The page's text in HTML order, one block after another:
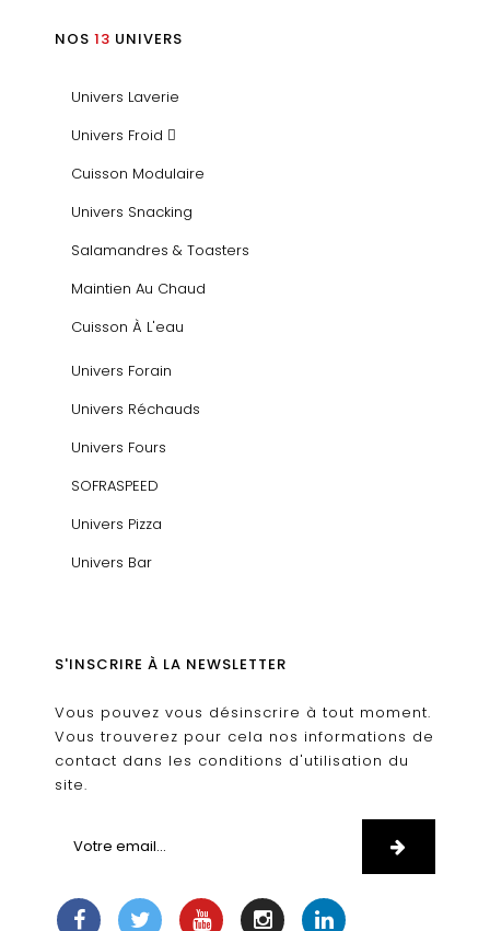
NOS 13 UNIVERS
Univers Laverie
Univers Froid
Cuisson Modulaire
Univers Snacking
Salamandres & Toasters
Maintien Au Chaud
Cuisson À L'eau
Univers Forain
Univers Réchauds
Univers Fours
SOFRASPEED
Univers Pizza
Univers Bar
S'INSCRIRE À LA NEWSLETTER
Vous pouvez vous désinscrire à tout moment.
Vous trouverez pour cela nos informations de
contact dans les conditions d'utilisation du
site.